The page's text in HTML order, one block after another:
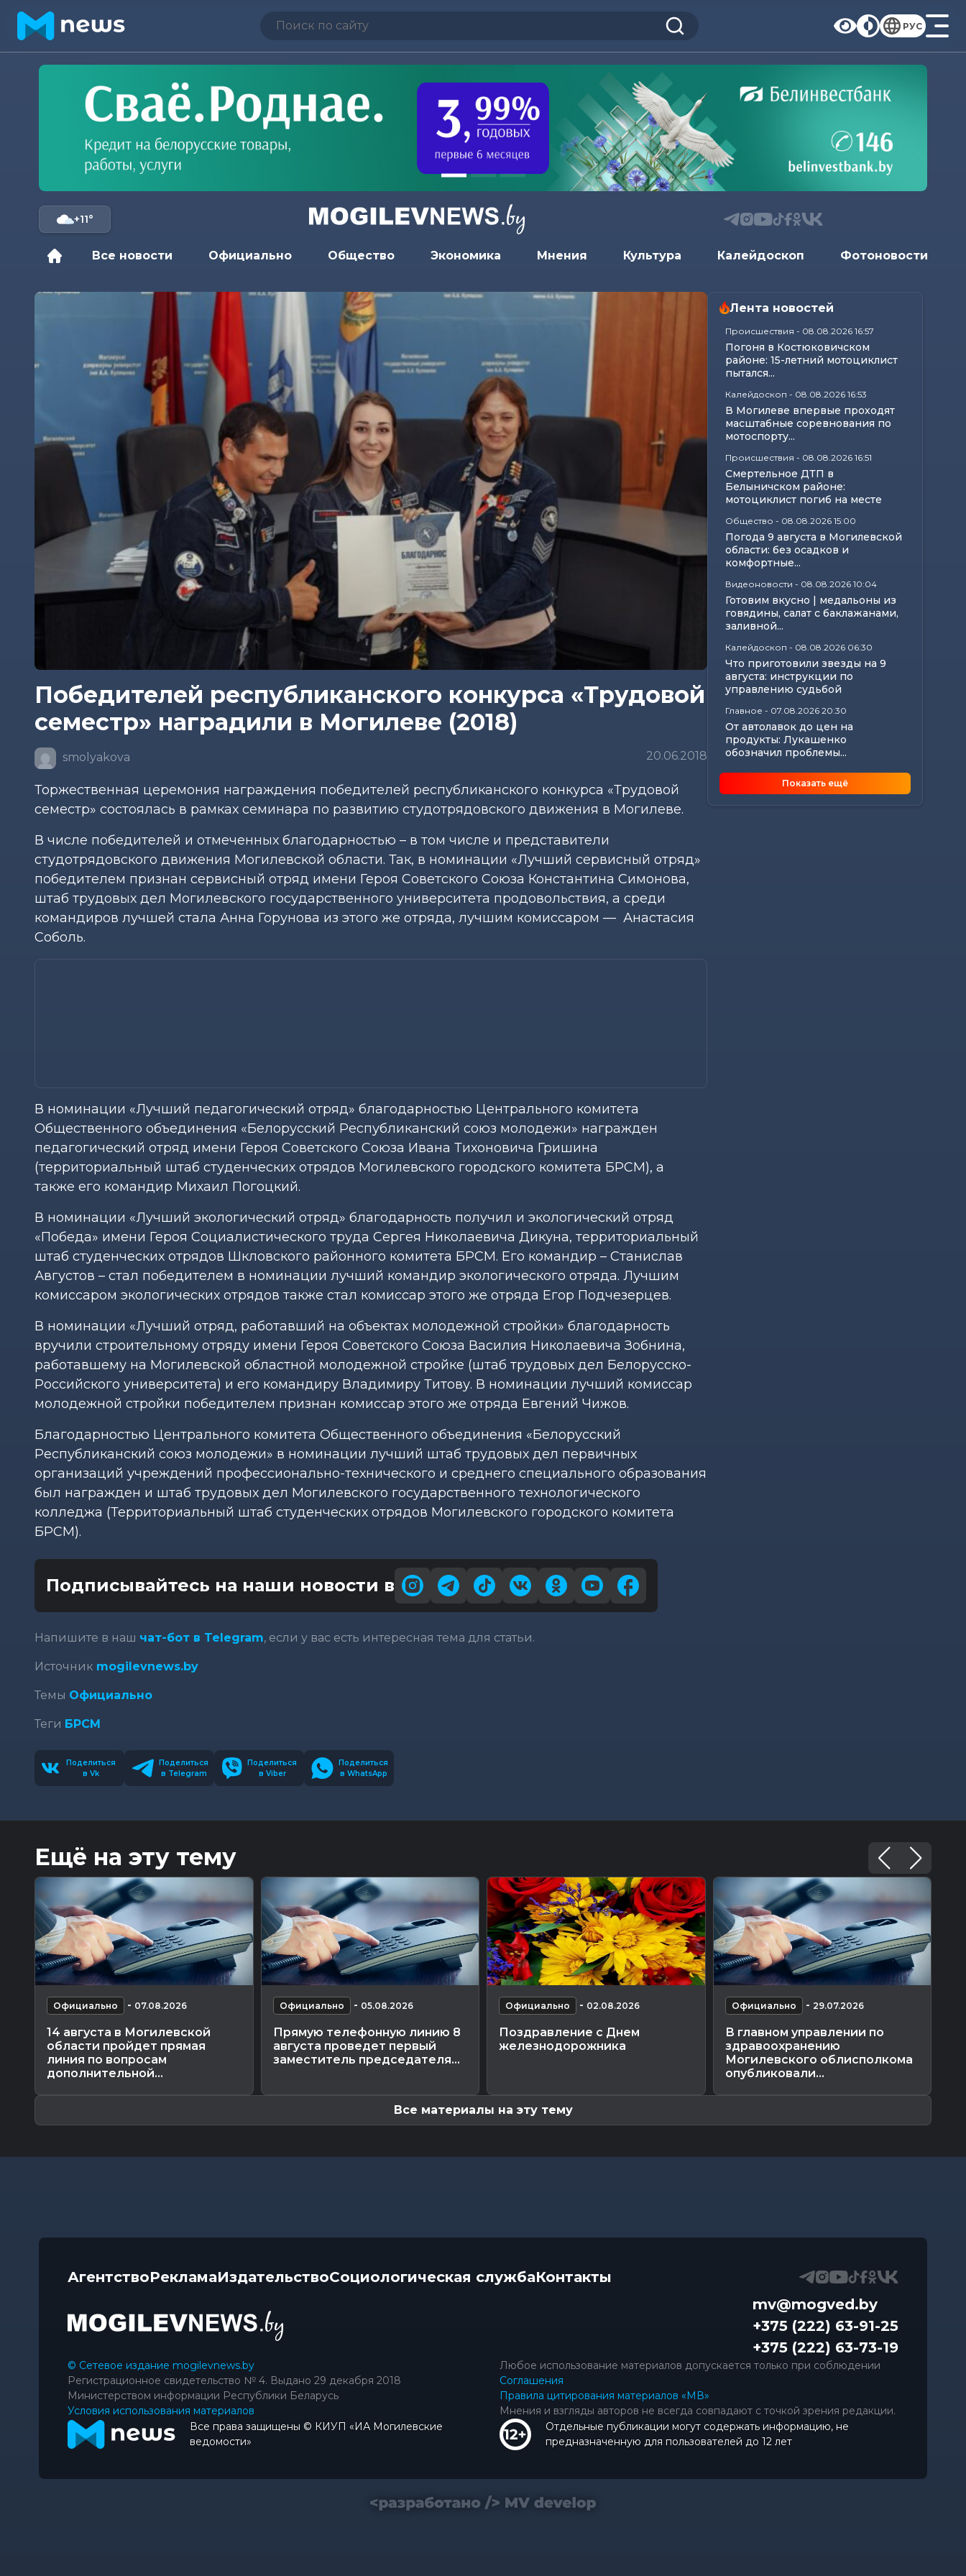
РУС
+11°
Все новости Официально Общество Экономика Мнения Культура Калейдоскоп Фотоновости
Победителей республиканского конкурса «Трудовой
семестр» наградили в Могилеве (2018)
smolyakova 20.06.2018
Торжественная церемония награждения победителей республиканского конкурса «Трудовой
семестр» состоялась в рамках семинара по развитию студотрядовского движения в Могилеве.
В числе победителей и отмеченных благодарностью – в том числе и представители
студотрядовского движения Могилевской области. Так, в номинации «Лучший сервисный отряд»
победителем признан сервисный отряд имени Героя Советского Союза Константина Симонова,
штаб трудовых дел Могилевского государственного университета продовольствия, а среди
командиров лучшей стала Анна Горунова из этого же отряда, лучшим комиссаром — Анастасия
Соболь.
В номинации «Лучший педагогический отряд» благодарностью Центрального комитета
Общественного объединения «Белорусский Республиканский союз молодежи» награжден
педагогический отряд имени Героя Советского Союза Ивана Тихоновича Гришина
(территориальный штаб студенческих отрядов Могилевского городского комитета БРСМ), а
также его командир Михаил Погоцкий.
В номинации «Лучший экологический отряд» благодарность получил и экологический отряд
«Победа» имени Героя Социалистического труда Сергея Николаевича Дикуна, территориальный
штаб студенческих отрядов Шкловского районного комитета БРСМ. Его командир – Станислав
Августов – стал победителем в номинации лучший командир экологического отряда. Лучшим
комиссаром экологических отрядов также стал комиссар этого же отряда Егор Подчезерцев.
В номинации «Лучший отряд, работавший на объектах молодежной стройки» благодарность
вручили строительному отряду имени Героя Советского Союза Василия Николаевича Зобнина,
работавшему на Могилевской областной молодежной стройке (штаб трудовых дел Белорусско-
Российского университета) и его командиру Владимиру Титову. В номинации лучший комиссар
молодежной стройки победителем признан комиссар этого же отряда Евгений Чижов.
Благодарностью Центрального комитета Общественного объединения «Белорусский
Республиканский союз молодежи» в номинации лучший штаб трудовых дел первичных
организаций учреждений профессионально-технического и среднего специального образования
был награжден и штаб трудовых дел Могилевского государственного технологического
колледжа (Территориальный штаб студенческих отрядов Могилевского городского комитета
БРСМ).
Подписывайтесь на наши новости в
Напишите в наш чат-бот в Telegram, если у вас есть интересная тема для статьи.
Источник mogilevnews.by
Темы Официально
Теги БРСМ
Поделиться
в Vk
Поделиться
в Telegram
Поделиться
в Viber
Поделиться
в WhatsApp
Лента новостей
Происшествия - 08.08.2026 16:57
Погоня в Костюковичском
районе: 15-летний мотоциклист
пытался...
Калейдоскоп - 08.08.2026 16:53
В Могилеве впервые проходят
масштабные соревнования по
мотоспорту...
Происшествия - 08.08.2026 16:51
Смертельное ДТП в
Белыничском районе:
мотоциклист погиб на месте
Общество - 08.08.2026 15:00
Погода 9 августа в Могилевской
области: без осадков и
комфортные...
Видеоновости - 08.08.2026 10:04
Готовим вкусно | медальоны из
говядины, салат с баклажанами,
заливной...
Калейдоскоп - 08.08.2026 06:30
Что приготовили звезды на 9
августа: инструкции по
управлению судьбой
Главное - 07.08.2026 20:30
От автолавок до цен на
продукты: Лукашенко
обозначил проблемы...
Происшествия -07.08.2026 18:24
В Могилевской области
спасатели трижды выезжали
Показать ещё
Ещё на эту тему
Официально - 07.08.2026
14 августа в Могилевской
области пройдет прямая
линия по вопросам
дополнительной...
Официально - 05.08.2026
Прямую телефонную линию 8
августа проведет первый
заместитель председателя...
Официально - 02.08.2026
Поздравление с Днем
железнодорожника
Официально - 29.07.2026
В главном управлении по
здравоохранению
Могилевского облисполкома
опубликовали...
Все материалы на эту тему
АгентствоРекламаИздательствоСоциологическая службаКонтакты
mv@mogved.by
+375 (222) 63-91-25
+375 (222) 63-73-19
© Сетевое издание mogilevnews.by
Регистрационное свидетельство № 4. Выдано 29 декабря 2018
Министерством информации Республики Беларусь
Условия использования материалов
Любое использование материалов допускается только при соблюдении
Соглашения
Правила цитирования материалов «МВ»
Мнения и взгляды авторов не всегда совпадают с точкой зрения редакции.
Все права защищены © КИУП «ИА Могилевские
ведомости»
Отдельные публикации могут содержать информацию, не
предназначенную для пользователей до 12 лет